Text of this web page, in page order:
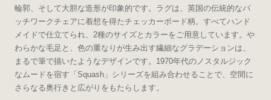
輪郭、そして大胆な造形が印象的です。ラグは、英国の伝統的なパ
ッチワークチェアに着想を得たチェッカーボード柄。すべてハンド
メイドで仕立てられ、2種のサイズとカラーをご用意しています。や
わらかな毛足と、色の重なりが生み出す繊細なグラデーションは、
まるで筆で描いたようなデザインです。1970年代のノスタルジック
なムードを宿す「Squash」シリーズを組み合わせることで、空間に
さらなる奥行きと広がりをもたらします。